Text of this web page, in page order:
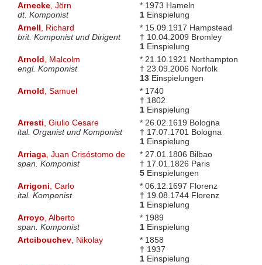
Arnecke, Jörn
dt. Komponist
* 1973 Hameln
1Einspielung
Arnell, Richard
brit. Komponist und Dirigent
* 15.09.1917 Hampstead
† 10.04.2009 Bromley
1Einspielung
Arnold, Malcolm
engl. Komponist
* 21.10.1921 Northampton
† 23.09.2006 Norfolk
13Einspielungen
Arnold, Samuel
* 1740
† 1802
1Einspielung
Arresti, Giulio Cesare
ital. Organist und Komponist
* 26.02.1619 Bologna
† 17.07.1701 Bologna
1Einspielung
Arriaga, Juan Crisóstomo de
span. Komponist
* 27.01.1806 Bilbao
† 17.01.1826 Paris
5Einspielungen
Arrigoni, Carlo
ital. Komponist
* 06.12.1697 Florenz
† 19.08.1744 Florenz
1Einspielung
Arroyo, Alberto
span. Komponist
* 1989
1Einspielung
Artcibouchev, Nikolay
* 1858
† 1937
1Einspielung